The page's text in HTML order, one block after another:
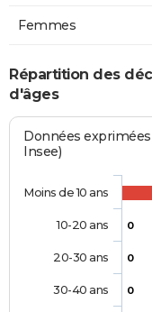
Femmes
Répartition des
d'âges
Données
Insee)
0
0
0
Moins de 10 ans
10-20 ans
20-30 ans
30-40 ans